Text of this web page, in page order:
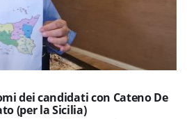
dei candidati con Cateno De
(per la Sicilia)